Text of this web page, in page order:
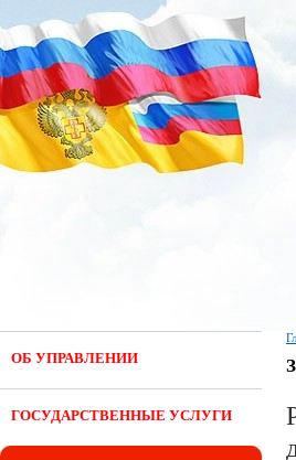
ОБ УПРАВЛЕНИИ
ГОСУДАРСТВЕННЫЕ УСЛУГИ